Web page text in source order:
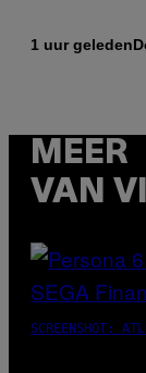
1 uur geleden
MEER
VAN
SCREENSHOT: